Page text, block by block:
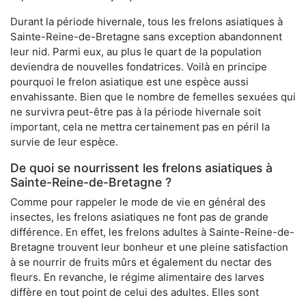
Durant la période hivernale, tous les frelons asiatiques à
Sainte-Reine-de-Bretagne sans exception abandonnent
leur nid. Parmi eux, au plus le quart de la population
deviendra de nouvelles fondatrices. Voilà en principe
pourquoi le frelon asiatique est une espèce aussi
envahissante. Bien que le nombre de femelles sexuées qui
ne survivra peut-être pas à la période hivernale soit
important, cela ne mettra certainement pas en péril la
survie de leur espèce.
De quoi se nourrissent les frelons asiatiques à
Sainte-Reine-de-Bretagne ?
Comme pour rappeler le mode de vie en général des
insectes, les frelons asiatiques ne font pas de grande
différence. En effet, les frelons adultes à Sainte-Reine-de-
Bretagne trouvent leur bonheur et une pleine satisfaction
à se nourrir de fruits mûrs et également du nectar des
fleurs. En revanche, le régime alimentaire des larves
diffère en tout point de celui des adultes. Elles sont